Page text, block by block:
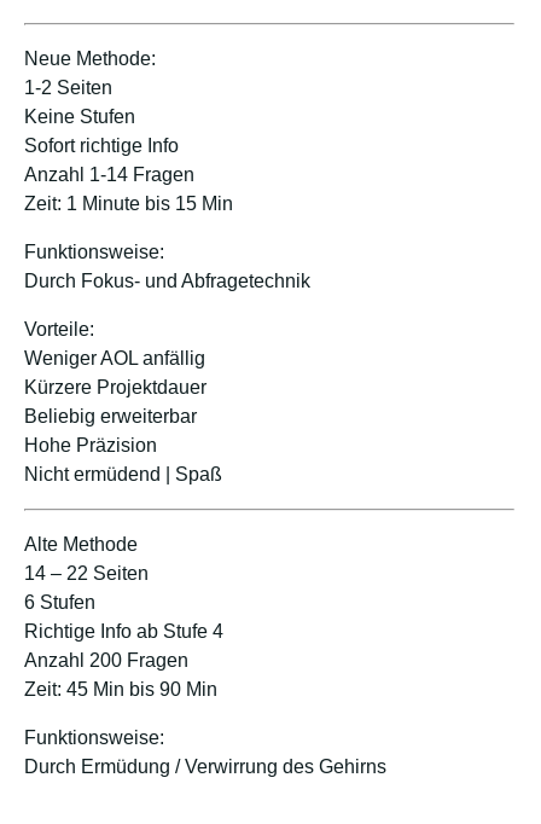
Neue Methode:
1-2 Seiten
Keine Stufen
Sofort richtige Info
Anzahl 1-14 Fragen
Zeit: 1 Minute bis 15 Min
Funktionsweise:
Durch Fokus- und Abfragetechnik
Vorteile:
Weniger AOL anfällig
Kürzere Projektdauer
Beliebig erweiterbar
Hohe Präzision
Nicht ermüdend | Spaß
Alte Methode
14 – 22 Seiten
6 Stufen
Richtige Info ab Stufe 4
Anzahl 200 Fragen
Zeit: 45 Min bis 90 Min
Funktionsweise:
Durch Ermüdung / Verwirrung des Gehirns